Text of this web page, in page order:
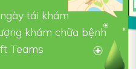
tái khám
khám chữa bệnh
Teams